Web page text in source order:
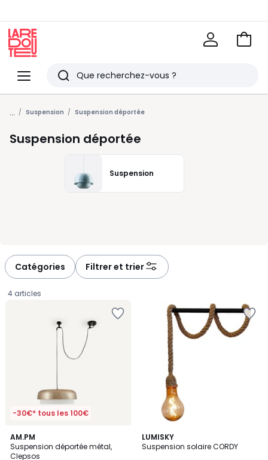
Menu
Redoute
Rechercher
Derniers
articles
vus
Voir
... Suspension Suspension déportée
Suspension déportée
Suspension
Catégories Filtrer et trier
4 articles
-30€* tous les 100€
AM.PM
Suspension déportée métal,
Clepsos
4
/
5
LUMISKY
Suspension solaire CORDY